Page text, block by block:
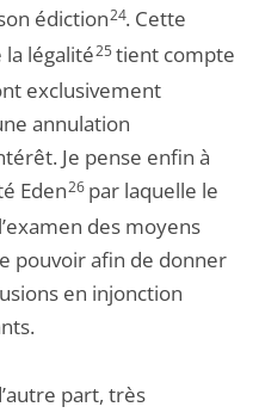
édiction24. Cette
légalité25tient compte
exclusivement
annulation
Je pense enfin à
Eden26par laquelle le
des moyens
pouvoir afin de donner
en injonction
part, très